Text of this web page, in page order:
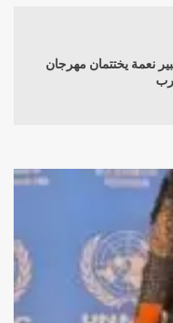
نعمة يختتمان مهرجان